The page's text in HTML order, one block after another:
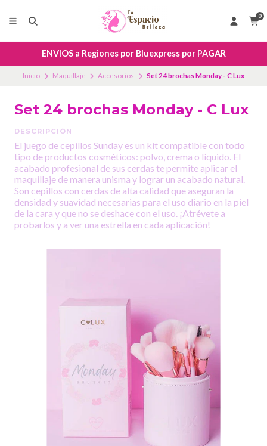
0
ENVIOS a Regiones por Bluexpress por PAGAR
Inicio Maquillaje Accesorios Set 24 brochas Monday - C Lux
Set 24 brochas Monday - C Lux
DESCRIPCIÓN
El juego de cepillos Sunday es un kit compatible con todo
tipo de productos cosméticos: polvo, crema o líquido. El
acabado profesional de sus cerdas te permite aplicar el
maquillaje de manera unisma y lograr un acabado natural.
Son cepillos con cerdas de alta calidad que aseguran la
densidad y suavidad necesarias para el uso diario en la piel
de la cara y que no se deshace con el uso. ¡Atrévete a
probarlos y a ver una estrella en cada aplicación!